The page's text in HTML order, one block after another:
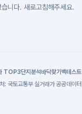
니다. 새로고침해주세요.
TOP3단지분석 바닥찾기 백테스트
: 국토교통부 실거래가 공공데이터